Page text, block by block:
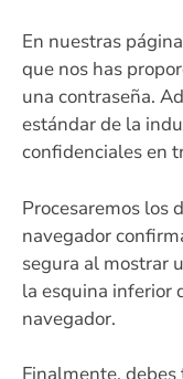
En nuestras
que nos has
una contraseña.
estándar de la
confidenciales en
Procesaremos los
navegador
segura al mostrar
la esquina inferior
navegador.